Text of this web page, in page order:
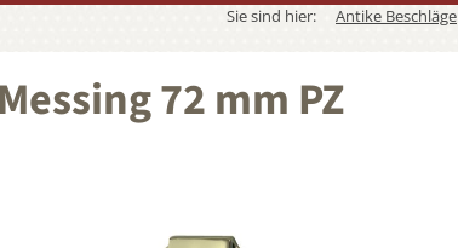
Sie sind hier: Antike Beschläge
72 mm PZ